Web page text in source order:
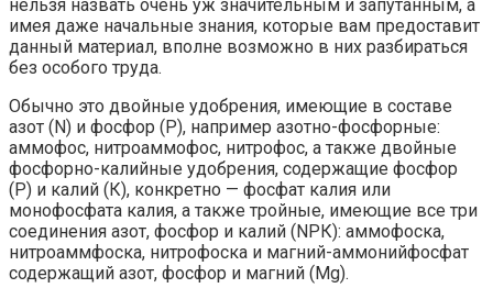
нельзя назвать очень уж значительным и запутанным, а
имея даже начальные знания, которые вам предоставит
данный материал, вполне возможно в них разбираться
без особого труда.
Обычно это двойные удобрения, имеющие в составе
азот (N) и фосфор (P), например азотно-фосфорные:
аммофос, нитроаммофос, нитрофос, а также двойные
фосфорно-калийные удобрения, содержащие фосфор
(P) и калий (К), конкретно — фосфат калия или
монофосфата калия, а также тройные, имеющие все три
соединения азот, фосфор и калий (NPК): аммофоска,
нитроаммфоска, нитрофоска и магний-аммонийфосфат
содержащий азот, фосфор и магний (Mg).